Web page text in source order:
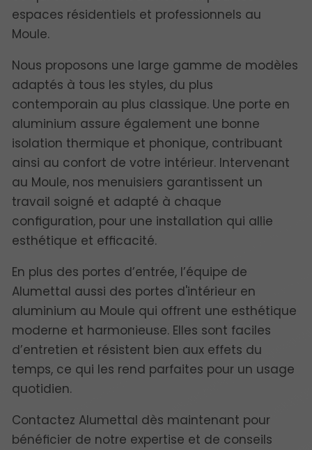
espaces résidentiels et professionnels au
Moule.
Nous proposons une large gamme de modèles
adaptés à tous les styles, du plus
contemporain au plus classique. Une porte en
aluminium assure également une bonne
isolation thermique et phonique, contribuant
ainsi au confort de votre intérieur. Intervenant
au Moule, nos menuisiers garantissent un
travail soigné et adapté à chaque
configuration, pour une installation qui allie
esthétique et efficacité.
En plus des portes d’entrée, l’équipe de
Alumettal aussi des portes d'intérieur en
aluminium au Moule qui offrent une esthétique
moderne et harmonieuse. Elles sont faciles
d’entretien et résistent bien aux effets du
temps, ce qui les rend parfaites pour un usage
quotidien.
Contactez Alumettal dès maintenant pour
bénéficier de notre expertise et de conseils